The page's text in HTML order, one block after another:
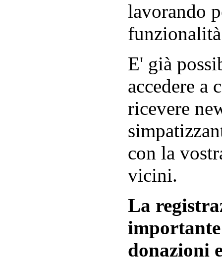
lavorando
E' già
accedere a
ricevere
con la
vicini.
La
donazioni